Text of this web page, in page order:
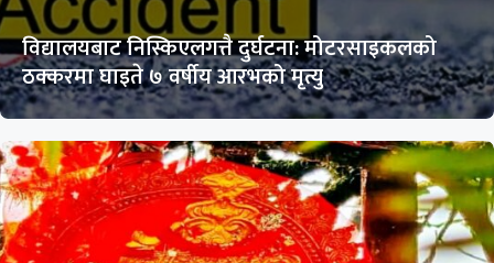
विद्यालयबाट निस्किएलगत्तै दुर्घटना: मोटरसाइकलको
ठक्करमा घाइते ७ वर्षीय आरभको मृत्यु